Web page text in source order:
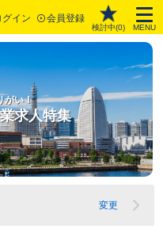
グイン 会員登録
検討中(0) MENU
がい！
求人特集
変更